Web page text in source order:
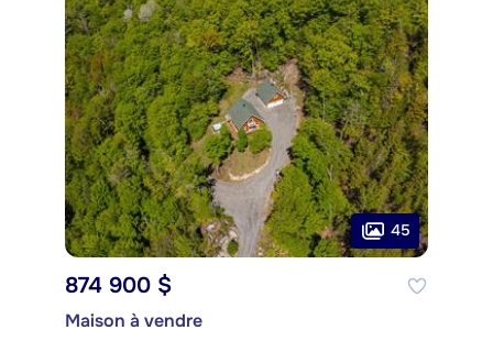
45
874 900 $
Maison à vendre